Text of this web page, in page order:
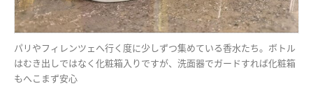
パリやフィレンツェへ行く度に少しずつ集めている香水たち。ボトル
はむき出しではなく化粧箱入りですが、洗面器でガードすれば化粧箱
もへこまず安心